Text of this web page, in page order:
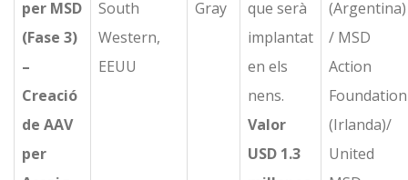
per MSD
(Fase 3)
–
Creació
de AAV
per
South
Western,
EEUU
Gray
que serà
implantat
en els
nens.
Valor
USD 1.3
(Argentina)
/ MSD
Action
Foundation
(Irlanda)/
United